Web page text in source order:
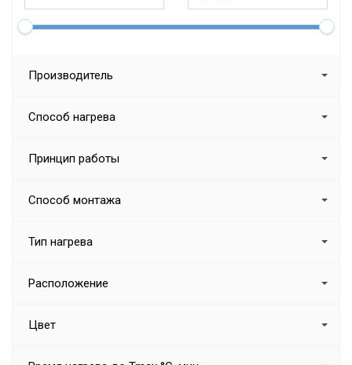
Производитель
Способ нагрева
Принцип работы
Способ монтажа
Тип нагрева
Расположение
Цвет